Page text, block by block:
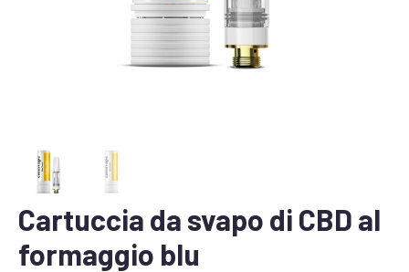
Cartuccia da svapo di CBD al
formaggio blu